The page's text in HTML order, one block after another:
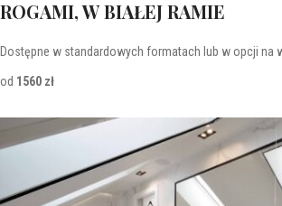
ROGAMI, W BIAŁEJ RAMIE
Dostępne w standardowych formatach lub w opcji na
od 1560 zł